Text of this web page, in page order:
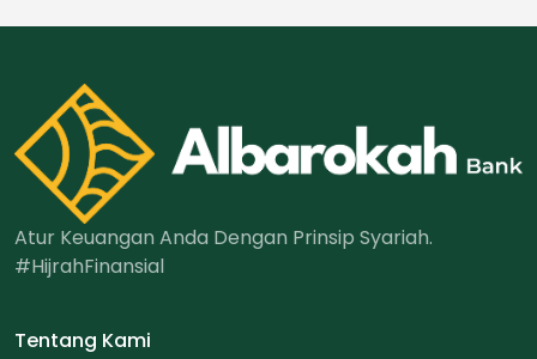
Atur Keuangan Anda Dengan Prinsip Syariah.
#HijrahFinansial
Tentang Kami